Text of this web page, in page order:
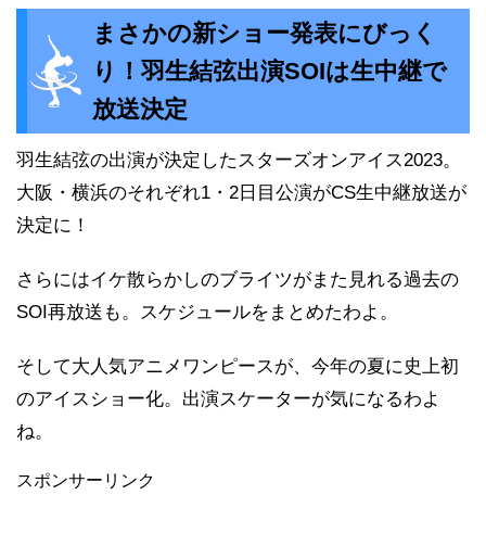
まさかの新ショー発表にびっく
り！羽生結弦出演SOIは生中継で
放送決定
羽生結弦の出演が決定したスターズオンアイス2023。
大阪・横浜のそれぞれ1・2日目公演がCS生中継放送が
決定に！
さらにはイケ散らかしのブライツがまた見れる過去の
SOI再放送も。スケジュールをまとめたわよ。
そして大人気アニメワンピースが、今年の夏に史上初
のアイスショー化。出演スケーターが気になるわよ
ね。
スポンサーリンク